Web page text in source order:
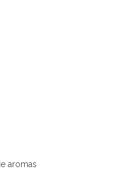
aromas